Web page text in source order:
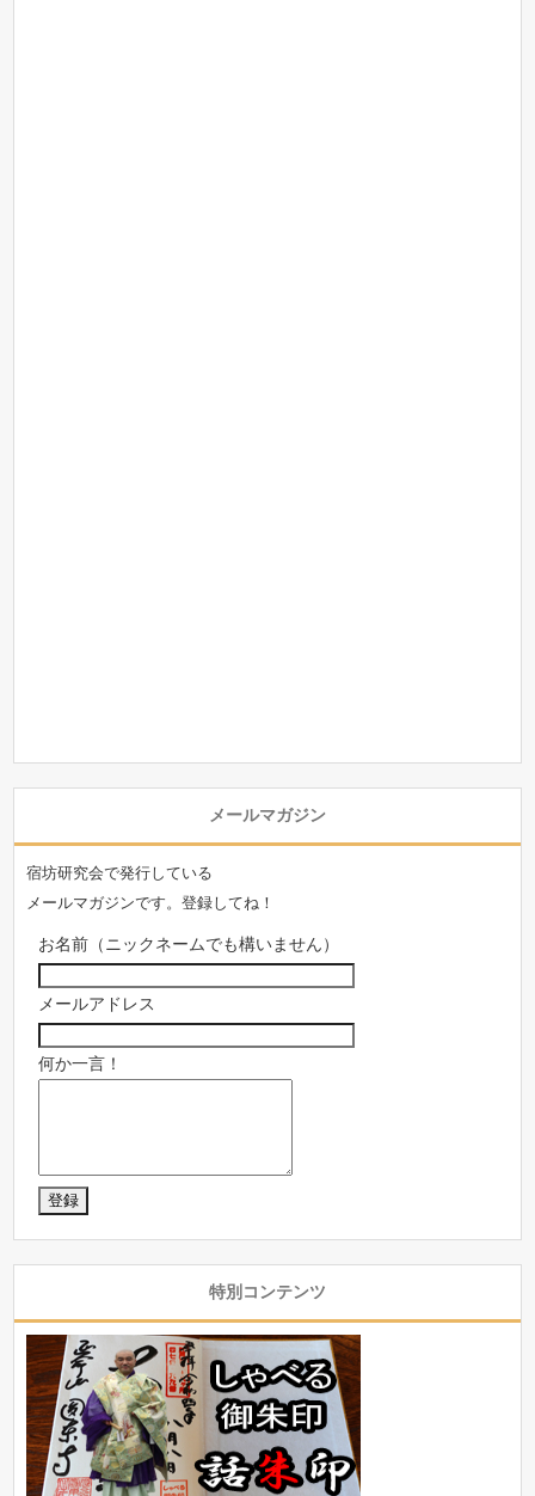
メールマガジン
宿坊研究会で発行している
メールマガジンです。登録してね！
お名前（ニックネームでも構いません）
メールアドレス
何か一言！
特別コンテンツ